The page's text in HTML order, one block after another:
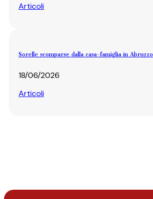
Articoli
Sorelle scomparse dalla casa-famiglia in Abruzzo
18/06/2026
Articoli